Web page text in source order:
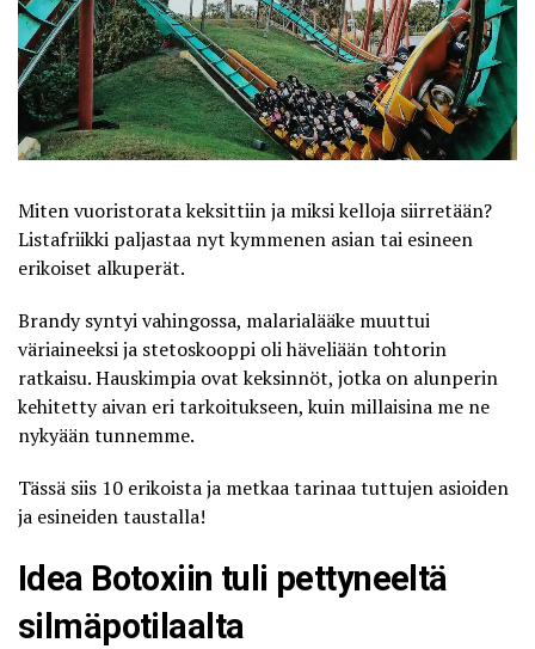
Miten vuoristorata keksittiin ja miksi kelloja siirretään?
Listafriikki paljastaa nyt kymmenen asian tai esineen
erikoiset alkuperät.
Brandy syntyi vahingossa, malarialääke muuttui
väriaineeksi ja stetoskooppi oli häveliään tohtorin
ratkaisu. Hauskimpia ovat keksinnöt, jotka on alunperin
kehitetty aivan eri tarkoitukseen, kuin millaisina me ne
nykyään tunnemme.
Tässä siis 10 erikoista ja metkaa tarinaa tuttujen asioiden
ja esineiden taustalla!
Idea Botoxiin tuli pettyneeltä
silmäpotilaalta